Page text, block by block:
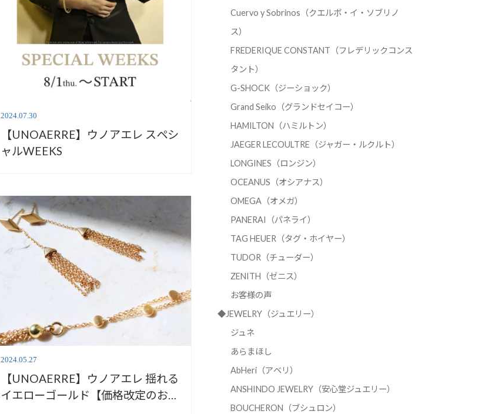
2024.07.30
【UNOAERRE】ウノアエレ スペシ
ャルWEEKS
2024.05.27
【UNOAERRE】ウノアエレ 揺れる
イエローゴールド【価格改定のお知
Cuervo y Sobrinos（クエルボ・イ・ソブリノ
ス）
FREDERIQUE CONSTANT（フレデリックコンス
タント）
G-SHOCK（ジーショック）
Grand Seiko（グランドセイコー）
HAMILTON（ハミルトン）
JAEGER LECOULTRE（ジャガー・ルクルト）
LONGINES（ロンジン）
OCEANUS（オシアナス）
OMEGA（オメガ）
PANERAI（パネライ）
TAG HEUER（タグ・ホイヤー）
TUDOR（チューダー）
ZENITH（ゼニス）
お客様の声
◆JEWELRY（ジュエリー）
ジュネ
あらまほし
AbHeri（アベリ）
ANSHINDO JEWELRY（安心堂ジュエリー）
BOUCHERON（ブシュロン）